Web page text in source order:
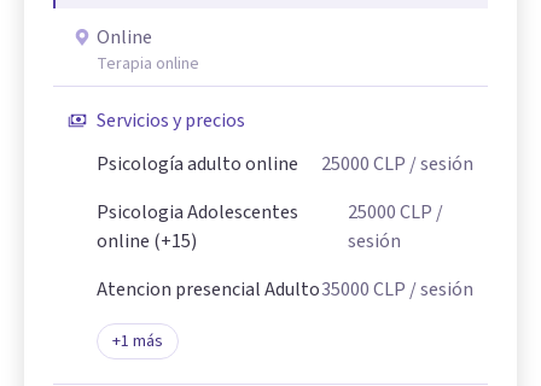
Online
Terapia online
Servicios y precios
Psicología adulto online
25000CLP / sesión
Psicologia Adolescentes
online (+15)
25000CLP /
sesión
Atencion presencial Adulto35000CLP / sesión
+1 más